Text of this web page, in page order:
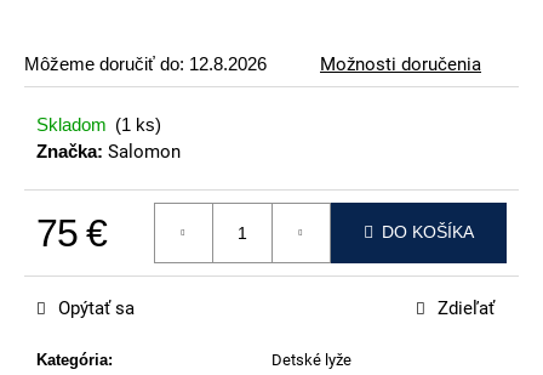
Môžeme doručiť do: 12.8.2026 Možnosti doručenia
Skladom (1 ks)
Značka: Salomon
75 €
Jednotková cena:
DO KOŠÍKA
Kategória:
Detské lyže
Opýtať sa Zdieľať
o
r
ú
č
e
ATOMIC
REDSTER
J2(SPORT
EDITION)